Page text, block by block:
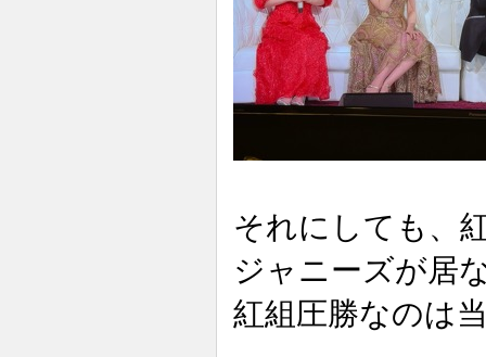
それにしても、
ジャニーズが居
紅組圧勝なのは